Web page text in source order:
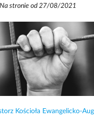
Na stronie od 27/08/2021
Kościoła Ewangelicko-